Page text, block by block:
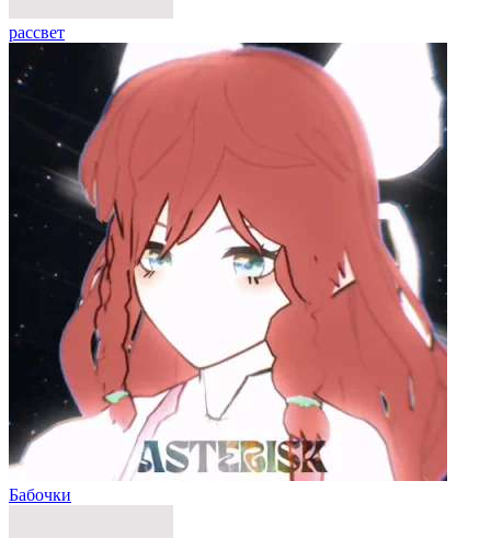
рассвет
Бабочки